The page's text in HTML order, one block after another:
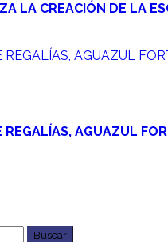
LA CREACIÓN DE LA
REGALÍAS, AGUAZUL
REGALÍAS, AGUAZUL